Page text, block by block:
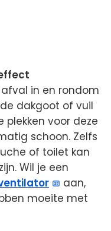
in en rondom
dakgoot of vuil
plekken voor deze
schoon. Zelfs
of toilet kan
Wil je een
aan,
moeite met